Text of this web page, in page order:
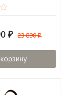
₽ 23 890₽